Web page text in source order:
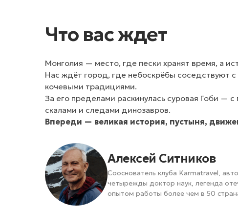
Что вас ждет
Монголия — место, где пески хранят время, а
Нас ждёт город, где небоскрёбы соседствуют
кочевыми традициями.
За его пределами раскинулась суровая Гоби —
скалами и следами динозавров.
Впереди — великая история, пустыня,
Алексей Ситников
Сооснователь клуба Karmatravel,
четырежды доктор наук, легенда
опытом работы более чем в 50